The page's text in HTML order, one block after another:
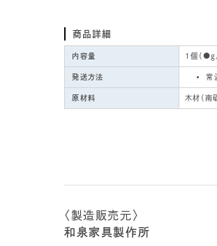
商品詳細
内容量 1個（
発送方法 常
原材料 木材（南
〈製造販売元〉
和泉家具製作所